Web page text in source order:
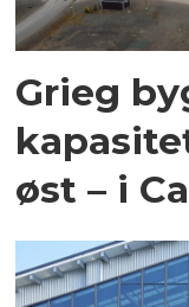
Grieg
øst – i